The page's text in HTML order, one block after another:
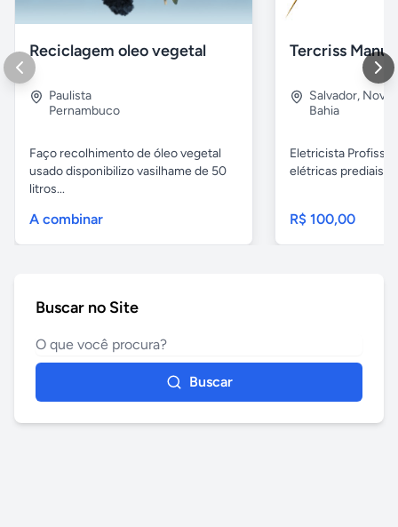
Reciclagem oleo vegetal
Paulista
Pernambuco
Faço recolhimento de óleo vegetal
usado disponibilizo vasilhame de 50
litros...
A combinar
Salvador, Nova
Bahia
Eletricista
elétricas prediais e
R$ 100,00
Buscar no Site
Buscar